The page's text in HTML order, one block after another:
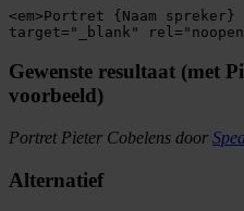
<em>Portret {Naam
Gewenste resultaat (met
voorbeeld)
Portret Pieter Cobelens door
Alternatief